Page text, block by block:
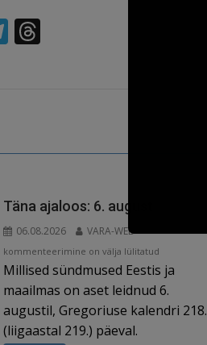
T
m d
Täna ajaloos: 6. august
06.08.2026 VARA-WEB
Täna
ajaloos:
6.
kommenteerimine on välja lülitatud
Millised sündmused Eestis ja
maailmas on aset leidnud 6.
augustil, Gregoriuse kalendri 218.
(liigaastal 219.) päeval.